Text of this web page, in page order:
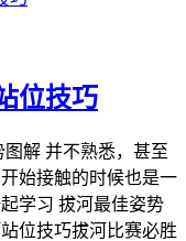
位技巧
解 并不熟悉，甚至
始接触的时候也是一
学习 拔河最佳姿势
位技巧拔河比赛必胜